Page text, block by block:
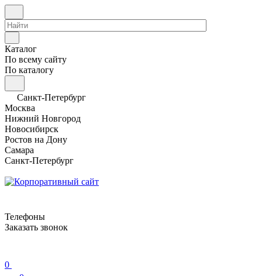
Каталог
По всему сайту
По каталогу
Санкт-Петербург
Москва
Нижний Новгород
Новосибирск
Ростов на Дону
Самара
Санкт-Петербург
Телефоны
Заказать звонок
0